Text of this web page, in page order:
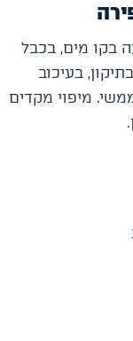
בקו מים, בכבל
בעיכוב
מיפוי מקדים